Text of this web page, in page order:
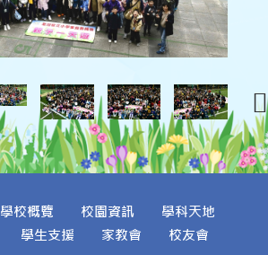
學校概覽 校園資訊
學科天地
學生支援 家教會 校友會